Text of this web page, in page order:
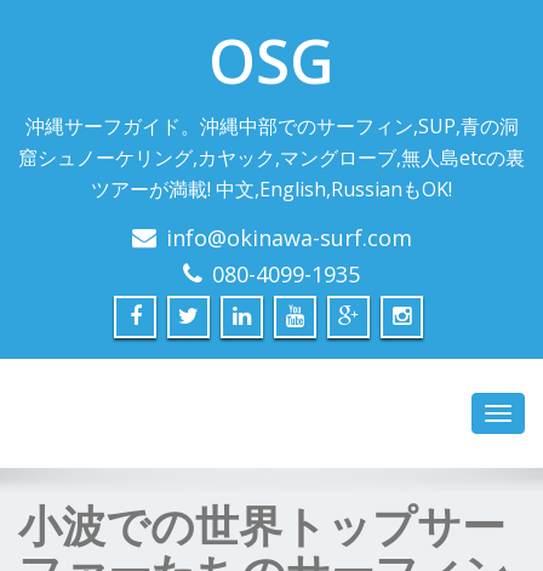
OSG
沖縄サーフガイド。沖縄中部でのサーフィン,SUP,青の洞
窟シュノーケリング,カヤック,マングローブ,無人島etcの裏
ツアーが満載! 中文,English,RussianもOK!
info@okinawa-surf.com
080-4099-1935
小波での世界トップサー